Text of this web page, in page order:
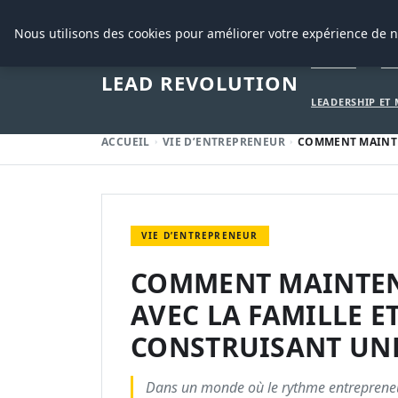
LEAD REVOLUTION
LEADERSHIP ET
ACCUEIL VIE D’ENTREPRENEUR COMMENT
VIE D’ENTREPRENEUR
COMMENT
AVEC LA FAMILLE
CONSTRUISANT
Dans un monde où le rythme
Nous utilisons des cookies pour améliorer votre expérience